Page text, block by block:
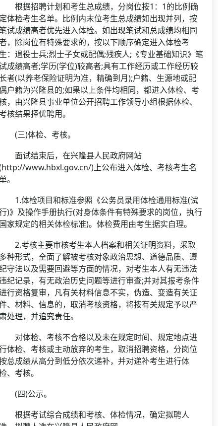
据招聘计划和考生总成绩，分岗位按1：1的比例确
体检考生名单。比例内末位考生总成绩如出现并列，按
试成绩高者优先进入体检。如出现笔试和总成绩均相同
，除岗位有特殊要求的，按以下顺序确定进入体检考
：退役士兵;烈士子女或配偶;残疾人;《专业基础知识》笔
成绩高者;学历(学位)较高者;具有工作经历或工作经历较
者(以养老保险证明为准，精确到月);户籍、生源地或配
户籍为兴隆县的;如果以上条件均相同，都进入体检、考
，由兴隆县事业单位公开招聘工作领导小组根据体检、
核结果择优聘用。
三)体检、考核。
试结束后，在兴隆县人民政府网站
www.hbxl.gov.cn/)上公布进入体检、考核考生名
。
体检项目和标准参照《公务员录用体检通用标准(试
)》及操作手册执行(对身体条件有特殊要求的岗位，执行
家规定的相关体检标准)。体检费用由考生据实自理。
考核主要审核考生本人档案和相关证明资料，采取
种形式，全面了解被考核对象政治思想、道德品质、遵
守法以及需要回避等方面的情况，对考生本人有无违法
纪记录，有无政治历史问题等进行审查;并对其报考条件
行资格复审，凡有关材料信息不实，伪造、变造有关证
、材料、信息的，取消考核资格，将按有关规定予以严
处理，并追究责任。
体检、考核不合格以及未在规定时间、规定地点进
体检、考核或主动放弃的考生，取消招聘资格，分岗位
总成绩从高分到低分依次递补，并对递补考生进行体
、考核。
四)公示。
据考试综合成绩和考核、体检情况，确定拟聘人